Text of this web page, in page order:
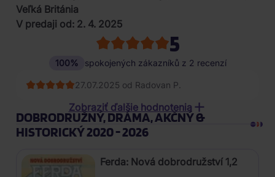
Veľká Británia
V predaji od: 2. 4. 2025
5
100% spokojených zákazníků z 2 recenzí
27.07.2025 od Radovan P.
Zobraziť ďalšie hodnotenia
20.04.2025 od Alan G.
DOBRODRUŽNÝ, DRÁMA, AKČNÝ &
HISTORICKÝ 2020 - 2026
Ferda: Nová dobrodružství 1,2